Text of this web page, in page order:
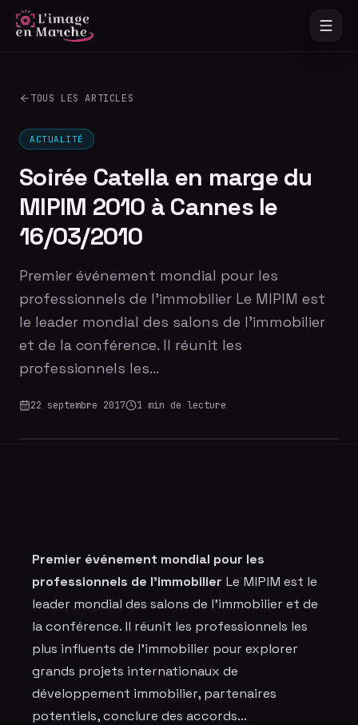
TOUS LES ARTICLES
ACTUALITÉ
Soirée Catella en marge du
MIPIM 2010 à Cannes le
16/03/2010
Premier événement mondial pour les
professionnels de l'immobilier Le MIPIM est
le leader mondial des salons de l'immobilier
et de la conférence. Il réunit les
professionnels les…
22 septembre 2017 1 min de lecture
Premier événement mondial pour les
professionnels de l'immobilier Le MIPIM est le
leader mondial des salons de l'immobilier et de
la conférence. Il réunit les professionnels les
plus influents de l'immobilier pour explorer
grands projets internationaux de
développement immobilier, partenaires
potentiels, conclure des accords...